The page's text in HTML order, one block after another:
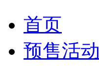
首页
预售活动